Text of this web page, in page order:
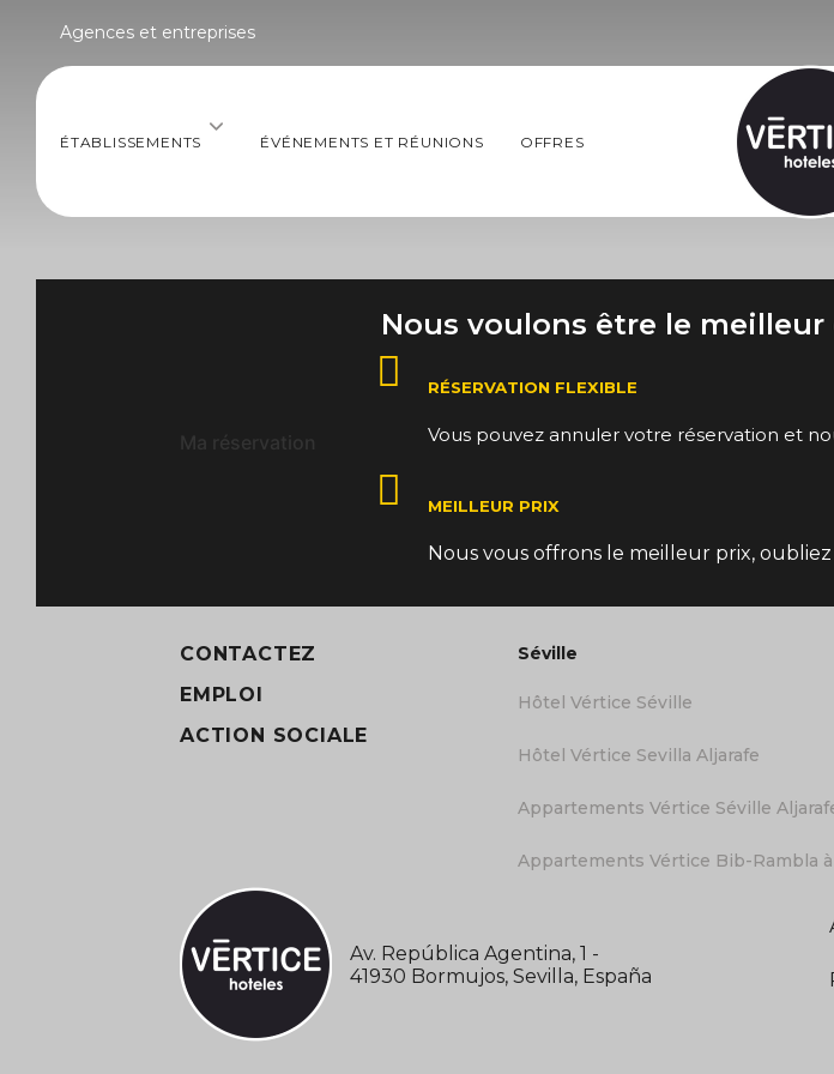
Agences et entreprises
ÉTABLISSEMENTS ÉVÉNEMENTS ET RÉUNIONS OFFRES
Sevilla nº58 11550 Chipiona (Cádiz)
+34 956
Ma réservation
Nous voulons être le
RÉSERVATION FLEXIBLE
Vous pouvez annuler votre réservation et
MEILLEUR PRIX
Nous vous offrons le meilleur prix,
CONTACTEZ
EMPLOI
ACTION SOCIALE
Séville
Hôtel Vértice Séville
Hôtel Vértice Sevilla Aljarafe
Appartements Vértice Séville
Appartements Vértice Bib-Rambla
Av. República Agentina, 1 -
41930 Bormujos, Sevilla, España